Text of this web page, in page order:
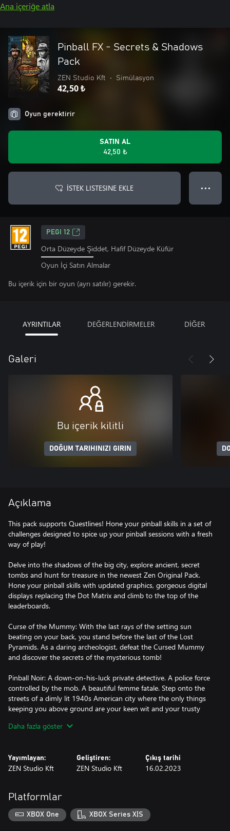
Ana içeriğe atla
Pinball FX - Secrets & Shadows
Pack
ZEN Studio Kft • Simülasyon
42,50 ₺
Oyun gerektirir
SATIN AL
42,50 ₺
İSTEK LISTESINE EKLE ● ● ●
PEGI 12
Orta Düzeyde Şiddet, Hafif Düzeyde Küfür
Oyun İçi Satın Almalar
Bu içerik için bir oyun (ayrı satılır) gerekir.
AYRINTILAR DEĞERLENDİRMELER DİĞER
Galeri
Bu içerik kilitli
DOĞUM TARIHINIZI GIRIN
Açıklama
This pack supports Questlines! Hone your pinball skills in a set of
challenges designed to spice up your pinball sessions with a fresh
way of play!
Delve into the shadows of the big city, explore ancient, secret
tombs and hunt for treasure in the newest Zen Original Pack.
Hone your pinball skills with updated graphics, gorgeous digital
displays replacing the Dot Matrix and climb to the top of the
leaderboards.
Curse of the Mummy: With the last rays of the setting sun
beating on your back, you stand before the last of the Lost
Pyramids. As a daring archeologist, defeat the Cursed Mummy
and discover the secrets of the mysterious tomb!
Pinball Noir: A down-on-his-luck private detective. A police force
controlled by the mob. A beautiful femme fatale. Step onto the
streets of a dimly lit 1940s American city where the only things
keeping you above ground are your keen wit and your trusty
fortune sailin' the Seven Skies! Grab the wheel and fly yer very
own airship, the Manragoth!
Daha fazla göster
Yayımlayan:
ZEN Studio Kft
Geliştiren:
ZEN Studio Kft
Çıkış tarihi
16.02.2023
Platformlar
XBOX One XBOX Series X|S